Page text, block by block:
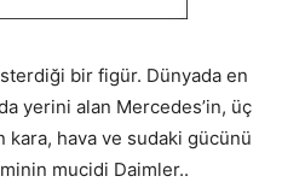
bir figür. Dünyada en
yerini alan Mercedes’in, üç
kara, hava ve sudaki gücünü
mucidi Daimler..